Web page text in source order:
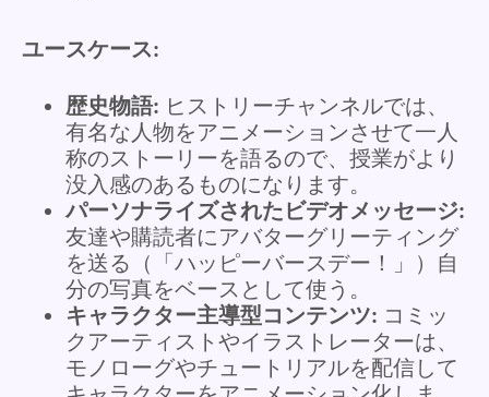
ユースケース:
歴史物語: ヒストリーチャンネルでは、
有名な人物をアニメーションさせて一人
称のストーリーを語るので、授業がより
没入感のあるものになります。
パーソナライズされたビデオメッセージ:
友達や購読者にアバターグリーティング
を送る（「ハッピーバースデー！」）自
分の写真をベースとして使う。
キャラクター主導型コンテンツ: コミッ
クアーティストやイラストレーターは、
モノローグやチュートリアルを配信して